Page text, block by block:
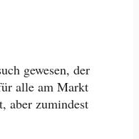
gewesen, der
alle am Markt
aber zumindest